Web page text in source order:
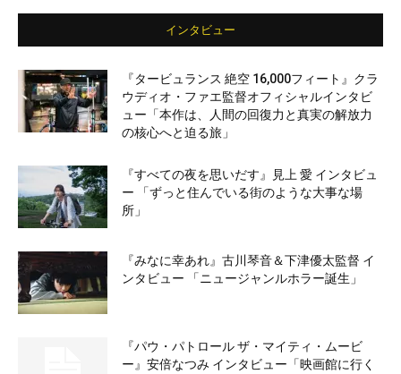
インタビュー
『タービュランス 絶空 16,000フィート』クラ
ウディオ・ファエ監督オフィシャルインタビ
ュー「本作は、人間の回復力と真実の解放力
の核心へと迫る旅」
『すべての夜を思いだす』見上 愛 インタビュ
ー 「ずっと住んでいる街のような大事な場
所」
『みなに幸あれ』古川琴音＆下津優太監督 イ
ンタビュー 「ニュージャンルホラー誕生」
『パウ・パトロール ザ・マイティ・ムービ
ー』安倍なつみ インタビュー「映画館に行く